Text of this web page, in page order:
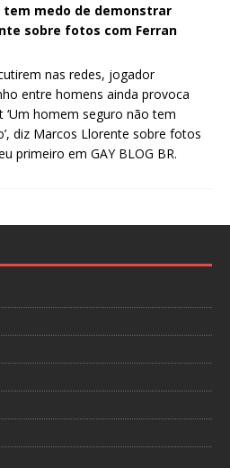
tem medo de demonstrar
sobre fotos com Ferran
nas redes, jogador
entre homens ainda provoca
homem seguro não tem
diz Marcos Llorente sobre fotos
primeiro em GAY BLOG BR.